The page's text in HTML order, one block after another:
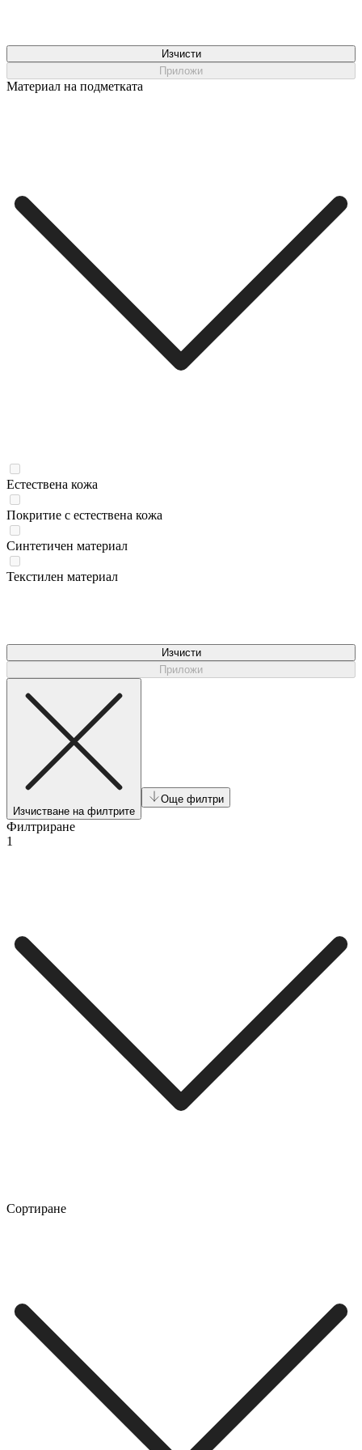
Изчисти
Приложи
Материал на подметката
Естествена кожа
Покритие с естествена кожа
Синтетичен материал
Текстилен материал
Изчисти
Приложи
Изчистване на филтрите
Още филтри
Филтриране
1
Сортиране